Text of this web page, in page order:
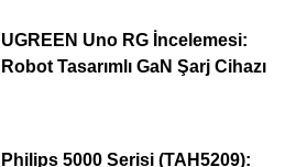
UGREEN Uno RG İncelemesi:
Robot Tasarımlı GaN Şarj Cihazı
Philips 5000 Serisi (TAH5209):